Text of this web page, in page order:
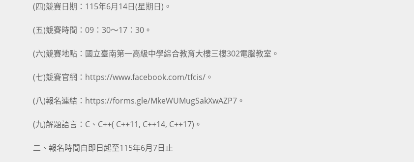
(四)競賽日期：115年6月14日(星期日)。
(五)競賽時間：09：30～17：30。
(六)競賽地點：國立臺南第一高級中學綜合教育大樓三樓302電腦教室。
(七)競賽官網：https://www.facebook.com/tfcis/。
(八)報名連結：https://forms.gle/MkeWUMugSakXwAZP7。
(九)解題語言：C、C++( C++11, C++14, C++17)。
二、報名時間自即日起至115年6月7日止